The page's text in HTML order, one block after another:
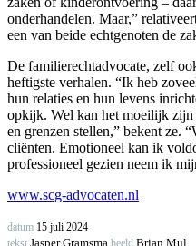
onderhandelen. Maar,”
een van beide echtgenoten de
De familierechtadvocate, zelf
heftigste verhalen. “Ik heb
hun relaties en hun levens
opkijk. Wel kan het moeilijk zijn
en grenzen stellen,” bekent ze.
cliënten. Emotioneel kan ik
professioneel gezien neem ik
www.scg-advocaten.nl
datum 15 juli 2024
tekst Jasper Gramsma beeld Brian Mul